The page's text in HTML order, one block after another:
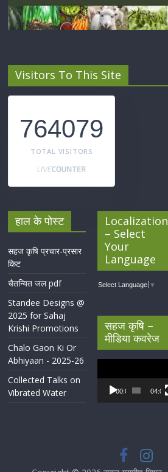
Visitors To This Site
764079
TOTAL VISITORS
हाल के पोस्ट
सहज कृषि प्रचार-प्रसार
किट
चैतन्यित जल pdf
Standee Designs @
2025 for Sahaj
Krishi Promotions
Chalo Gaon Ki Or
Abhiyaan - 2025-26
Collected Talks on
Vibrated Water
Localization
– Select
Your
Language
Select Language ▼
सहज कृषि –
मीडिया कवरेज
Player
00:00 04:07